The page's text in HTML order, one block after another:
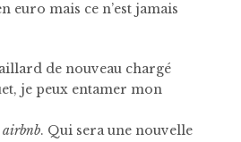
euro mais ce n’est jamais
de nouveau chargé
je peux entamer mon
airbnb. Qui sera une nouvelle